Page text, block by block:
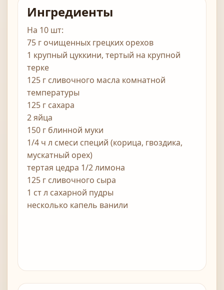
Ингредиенты
На 10 шт:
75 г очищенных грецких орехов
1 крупный цуккини, тертый на крупной
терке
125 г сливочного масла комнатной
температуры
125 г сахара
2 яйца
150 г блинной муки
1/4 ч л смеси специй (корица, гвоздика,
мускатный орех)
тертая цедра 1/2 лимона
125 г сливочного сыра
1 ст л сахарной пудры
несколько капель ванили